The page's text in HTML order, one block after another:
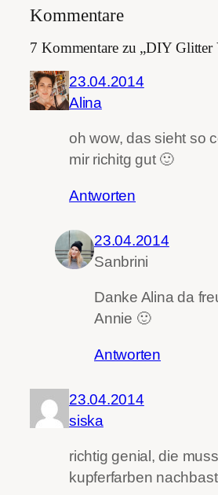
Kommentare
7 Kommentare zu „DIY Glitter
23.04.2014
Alina
oh wow, das sieht so
mir richitg gut 🙂
Antworten
23.04.2014
Sanbrini
Danke Alina da
Annie 🙂
Antworten
23.04.2014
siska
richtig genial, die
kupferfarben